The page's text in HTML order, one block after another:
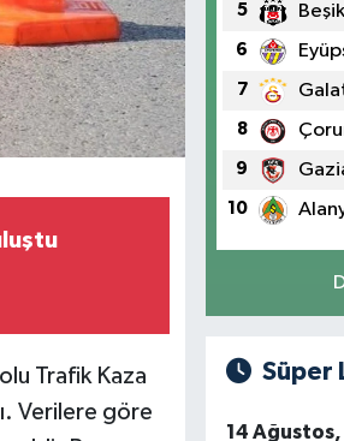
Trafik Kaza
Verilere göre
5
6
7
8
9
10
Süper
14 Ağustos,